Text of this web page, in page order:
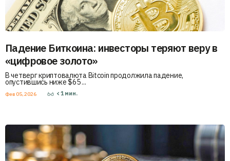
Падение Биткоина: инвесторы теряют веру в
«цифровое золото»
В четверг криптовалюта Bitcoin продолжила падение,
опустившись ниже $65 ...
Фев 05, 2026 < 1 мин.